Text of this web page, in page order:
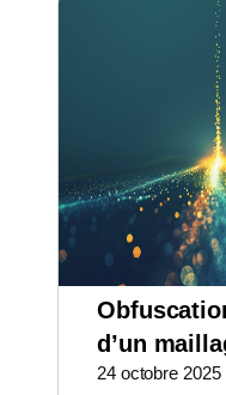
d’un
24 octobre 2025